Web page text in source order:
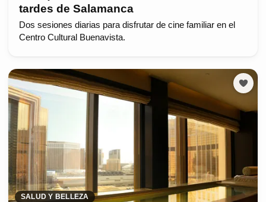
tardes de Salamanca
Dos sesiones diarias para disfrutar de cine familiar en el
Centro Cultural Buenavista.
SALUD Y BELLEZA